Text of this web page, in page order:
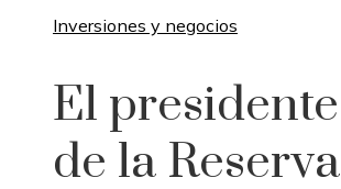
Inversiones y negocios
El presidente
de la Reserva